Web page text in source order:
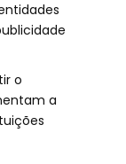
o
a